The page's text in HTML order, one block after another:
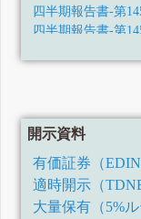
四半期報告書-第
四半期報告書-第
訂正有価証券報告
四半期報告書-第
30日)
四半期報告書-第
30日)
有価証券報告書
四半期報告書-第
開示資料
有価証券（
適時開示（
大量保有（5%ル